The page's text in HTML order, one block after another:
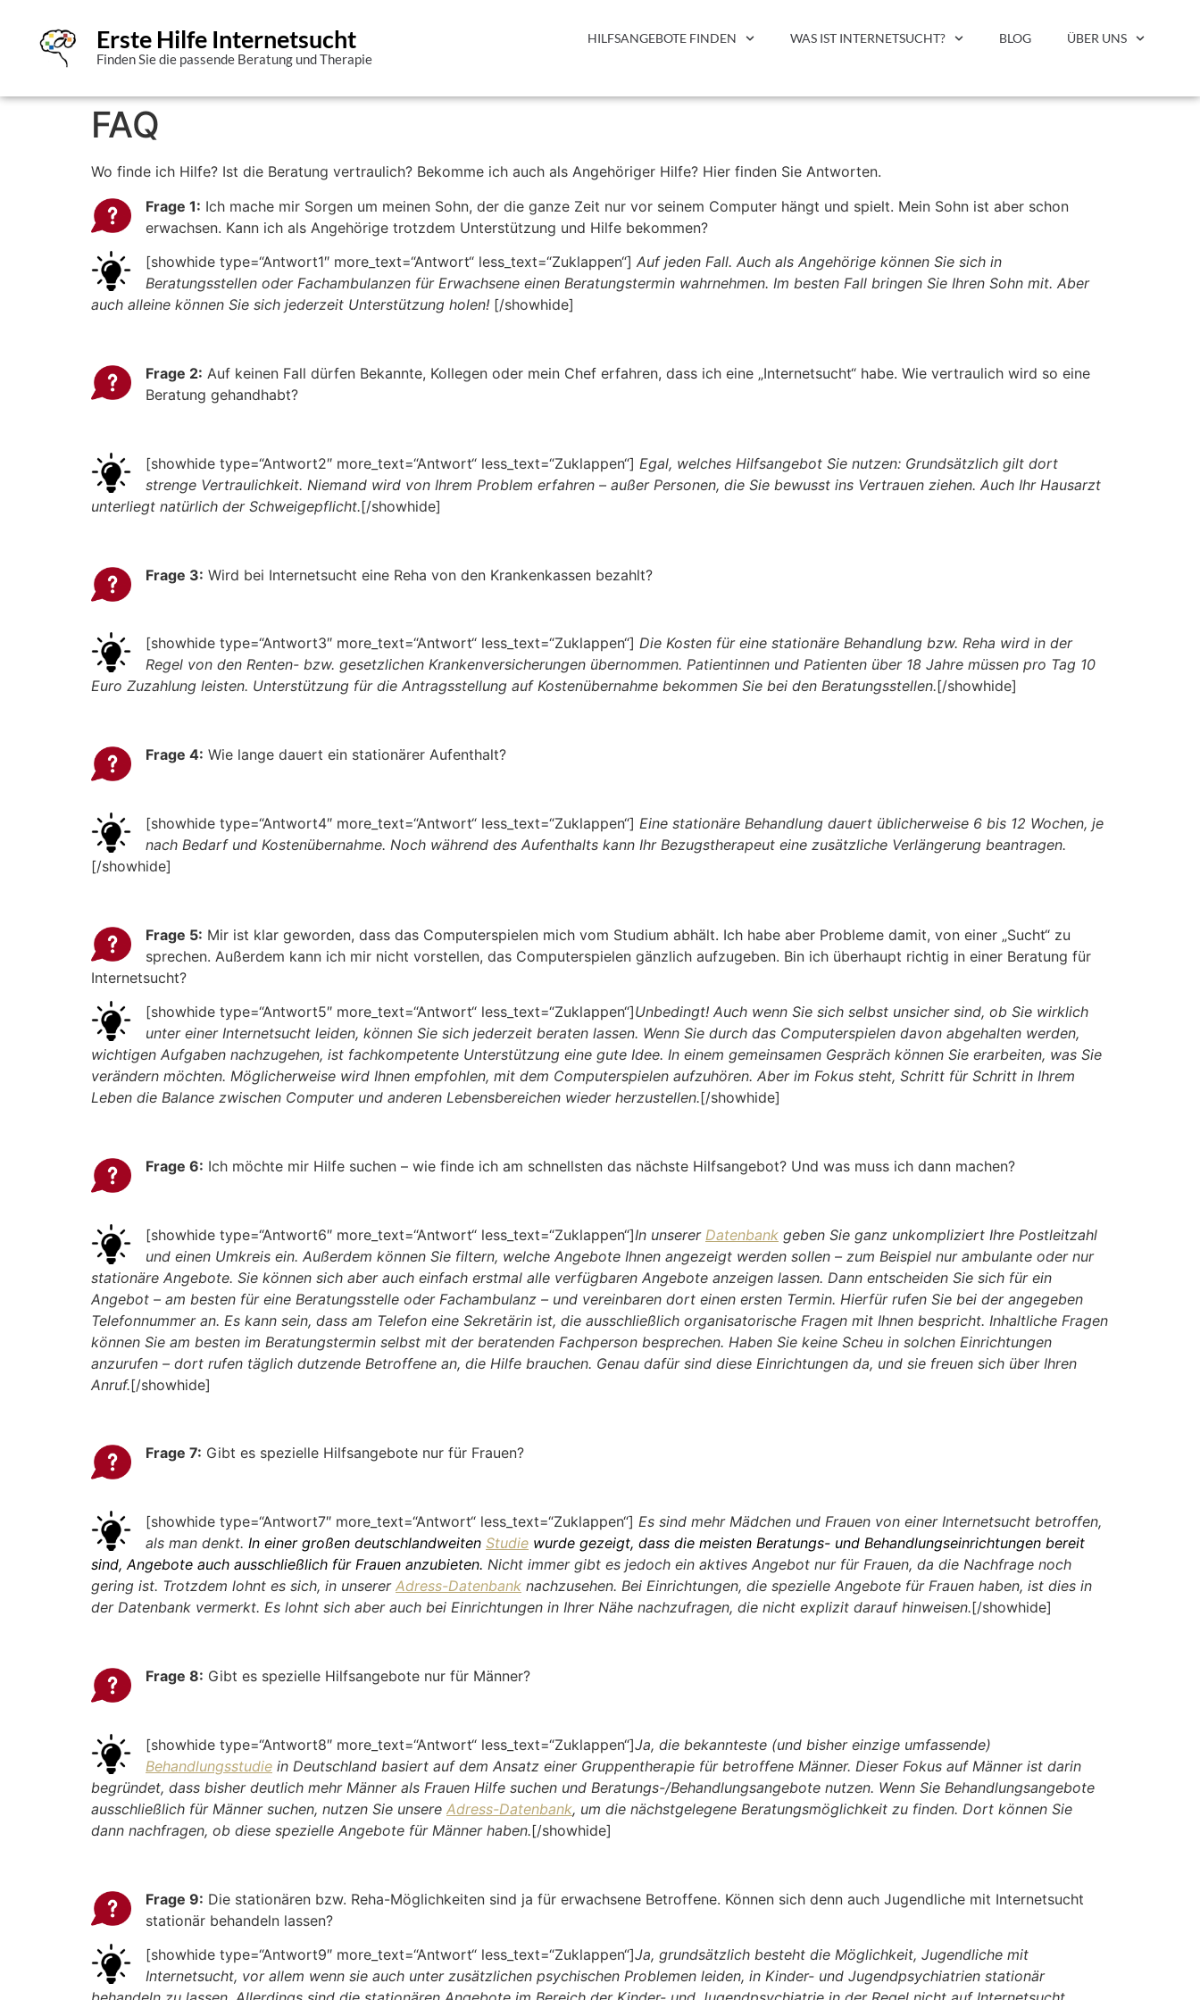
Erste Hilfe Internetsucht
Finden Sie die passende Beratung und Therapie
HILFSANGEBOTE FINDEN WAS IST INTERNETSUCHT? BLOG ÜBER UNS
FAQ
Wo finde ich Hilfe? Ist die Beratung vertraulich? Bekomme ich auch als Angehöriger Hilfe? Hier finden Sie Antworten.
Frage 1: Ich mache mir Sorgen um meinen Sohn, der die ganze Zeit nur vor seinem Computer hängt und spielt. Mein Sohn ist aber schon
erwachsen. Kann ich als Angehörige trotzdem Unterstützung und Hilfe bekommen?
[showhide type=“Antwort1″ more_text=“Antwort“ less_text=“Zuklappen“] Auf jeden Fall. Auch als Angehörige können Sie sich in
Beratungsstellen oder Fachambulanzen für Erwachsene einen Beratungstermin wahrnehmen. Im besten Fall bringen Sie Ihren Sohn mit. Aber
auch alleine können Sie sich jederzeit Unterstützung holen! [/showhide]
Frage 2: Auf keinen Fall dürfen Bekannte, Kollegen oder mein Chef erfahren, dass ich eine „Internetsucht“ habe. Wie vertraulich wird so eine
Beratung gehandhabt?
[showhide type=“Antwort2″ more_text=“Antwort“ less_text=“Zuklappen“] Egal, welches Hilfsangebot Sie nutzen: Grundsätzlich gilt dort
strenge Vertraulichkeit. Niemand wird von Ihrem Problem erfahren – außer Personen, die Sie bewusst ins Vertrauen ziehen. Auch Ihr Hausarzt
unterliegt natürlich der Schweigepflicht.[/showhide]
Frage 3: Wird bei Internetsucht eine Reha von den Krankenkassen bezahlt?
[showhide type=“Antwort3″ more_text=“Antwort“ less_text=“Zuklappen“] Die Kosten für eine stationäre Behandlung bzw. Reha wird in der
Regel von den Renten- bzw. gesetzlichen Krankenversicherungen übernommen. Patientinnen und Patienten über 18 Jahre müssen pro Tag 10
Euro Zuzahlung leisten. Unterstützung für die Antragsstellung auf Kostenübernahme bekommen Sie bei den Beratungsstellen.[/showhide]
Frage 4: Wie lange dauert ein stationärer Aufenthalt?
[showhide type=“Antwort4″ more_text=“Antwort“ less_text=“Zuklappen“] Eine stationäre Behandlung dauert üblicherweise 6 bis 12 Wochen, je
nach Bedarf und Kostenübernahme. Noch während des Aufenthalts kann Ihr Bezugstherapeut eine zusätzliche Verlängerung beantragen.
[/showhide]
Frage 5: Mir ist klar geworden, dass das Computerspielen mich vom Studium abhält. Ich habe aber Probleme damit, von einer „Sucht“ zu
sprechen. Außerdem kann ich mir nicht vorstellen, das Computerspielen gänzlich aufzugeben. Bin ich überhaupt richtig in einer Beratung für
Internetsucht?
[showhide type=“Antwort5″ more_text=“Antwort“ less_text=“Zuklappen“]Unbedingt! Auch wenn Sie sich selbst unsicher sind, ob Sie wirklich
unter einer Internetsucht leiden, können Sie sich jederzeit beraten lassen. Wenn Sie durch das Computerspielen davon abgehalten werden,
wichtigen Aufgaben nachzugehen, ist fachkompetente Unterstützung eine gute Idee. In einem gemeinsamen Gespräch können Sie erarbeiten, was Sie
verändern möchten. Möglicherweise wird Ihnen empfohlen, mit dem Computerspielen aufzuhören. Aber im Fokus steht, Schritt für Schritt in Ihrem
Leben die Balance zwischen Computer und anderen Lebensbereichen wieder herzustellen.[/showhide]
Frage 6: Ich möchte mir Hilfe suchen – wie finde ich am schnellsten das nächste Hilfsangebot? Und was muss ich dann machen?
[showhide type=“Antwort6″ more_text=“Antwort“ less_text=“Zuklappen“]In unserer Datenbank geben Sie ganz unkompliziert Ihre Postleitzahl
und einen Umkreis ein. Außerdem können Sie filtern, welche Angebote Ihnen angezeigt werden sollen – zum Beispiel nur ambulante oder nur
stationäre Angebote. Sie können sich aber auch einfach erstmal alle verfügbaren Angebote anzeigen lassen. Dann entscheiden Sie sich für ein
Angebot – am besten für eine Beratungsstelle oder Fachambulanz – und vereinbaren dort einen ersten Termin. Hierfür rufen Sie bei der angegeben
Telefonnummer an. Es kann sein, dass am Telefon eine Sekretärin ist, die ausschließlich organisatorische Fragen mit Ihnen bespricht. Inhaltliche Fragen
können Sie am besten im Beratungstermin selbst mit der beratenden Fachperson besprechen. Haben Sie keine Scheu in solchen Einrichtungen
anzurufen – dort rufen täglich dutzende Betroffene an, die Hilfe brauchen. Genau dafür sind diese Einrichtungen da, und sie freuen sich über Ihren
Anruf.[/showhide]
Frage 7: Gibt es spezielle Hilfsangebote nur für Frauen?
[showhide type=“Antwort7″ more_text=“Antwort“ less_text=“Zuklappen“] Es sind mehr Mädchen und Frauen von einer Internetsucht betroffen,
als man denkt. In einer großen deutschlandweiten Studie wurde gezeigt, dass die meisten Beratungs- und Behandlungseinrichtungen bereit
sind, Angebote auch ausschließlich für Frauen anzubieten. Nicht immer gibt es jedoch ein aktives Angebot nur für Frauen, da die Nachfrage noch
gering ist. Trotzdem lohnt es sich, in unserer Adress-Datenbank nachzusehen. Bei Einrichtungen, die spezielle Angebote für Frauen haben, ist dies in
der Datenbank vermerkt. Es lohnt sich aber auch bei Einrichtungen in Ihrer Nähe nachzufragen, die nicht explizit darauf hinweisen.[/showhide]
Frage 8: Gibt es spezielle Hilfsangebote nur für Männer?
[showhide type=“Antwort8″ more_text=“Antwort“ less_text=“Zuklappen“]Ja, die bekannteste (und bisher einzige umfassende)
Behandlungsstudie in Deutschland basiert auf dem Ansatz einer Gruppentherapie für betroffene Männer. Dieser Fokus auf Männer ist darin
begründet, dass bisher deutlich mehr Männer als Frauen Hilfe suchen und Beratungs-/Behandlungsangebote nutzen. Wenn Sie Behandlungsangebote
ausschließlich für Männer suchen, nutzen Sie unsere Adress-Datenbank, um die nächstgelegene Beratungsmöglichkeit zu finden. Dort können Sie
dann nachfragen, ob diese spezielle Angebote für Männer haben.[/showhide]
Frage 9: Die stationären bzw. Reha-Möglichkeiten sind ja für erwachsene Betroffene. Können sich denn auch Jugendliche mit Internetsucht
stationär behandeln lassen?
[showhide type=“Antwort9″ more_text=“Antwort“ less_text=“Zuklappen“]Ja, grundsätzlich besteht die Möglichkeit, Jugendliche mit
Internetsucht, vor allem wenn sie auch unter zusätzlichen psychischen Problemen leiden, in Kinder- und Jugendpsychiatrien stationär